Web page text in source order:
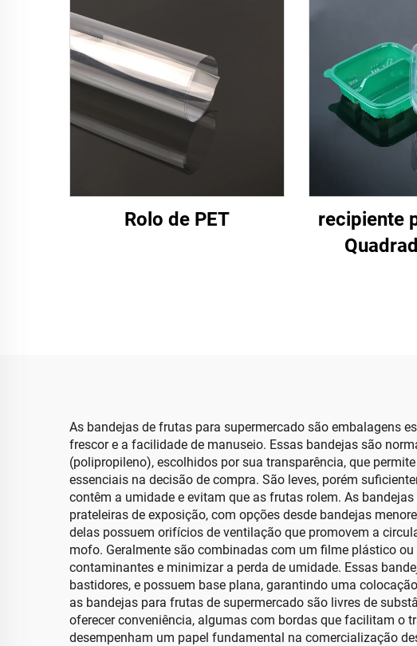
Rolo de PET
recipiente
As bandejas de frutas para supermercado são embalagens
frescor e a facilidade de manuseio. Essas bandejas são
(polipropileno), escolhidos por sua transparência, que
essenciais na decisão de compra. São leves, porém
contêm a umidade e evitam que as frutas rolem. As
prateleiras de exposição, com opções desde bandejas
delas possuem orifícios de ventilação que promovem a
mofo. Geralmente são combinadas com um filme plástico
contaminantes e minimizar a perda de umidade. Essas
bastidores, e possuem base plana, garantindo uma
as bandejas para frutas de supermercado são livres de
oferecer conveniência, algumas com bordas que facilitam o
desempenham um papel fundamental na comercialização